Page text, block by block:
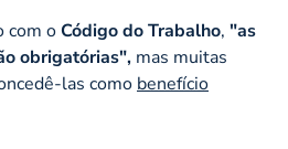
com oCódigo do Trabalho, "as
obrigatórias", mas muitas
las como benefício